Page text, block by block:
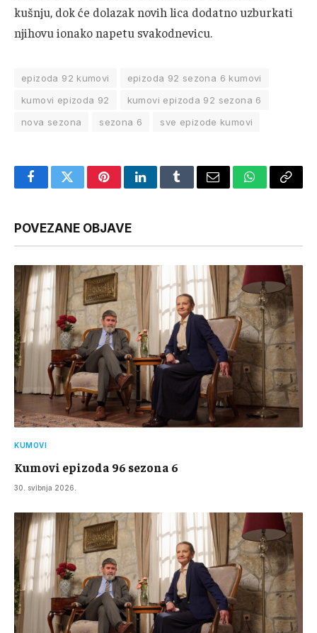
kušnju, dok će dolazak novih lica dodatno uzburkati
njihovu ionako napetu svakodnevicu.
epizoda 92 kumovi
epizoda 92 sezona 6 kumovi
kumovi epizoda 92
kumovi epizoda 92 sezona 6
nova sezona
sezona 6 sve epizode kumovi
FacebookTwitterPinterestLinkedInTumblrEmail WhatsApp
Copy
POVEZANE OBJAVE
KUMOVI
Kumovi epizoda 96 sezona 6
30. svibnja 2026.